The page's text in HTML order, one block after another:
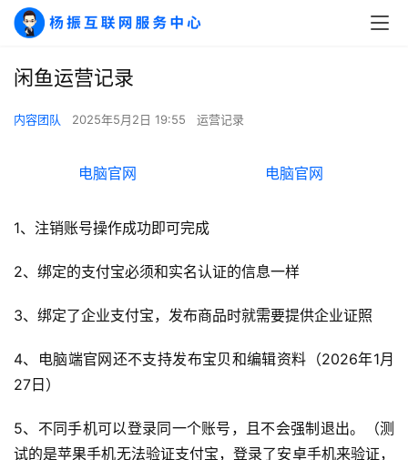
A
I
干
经
验
教
程
软
应
用
闲鱼运营记录
内容团队 2025年5月2日 19:55 运营记录
电脑官网 电脑官网
1、注销账号操作成功即可完成
2、绑定的支付宝必须和实名认证的信息一样
3、绑定了企业支付宝，发布商品时就需要提供企业证照
4、电脑端官网还不支持发布宝贝和编辑资料（2026年1月
27日）
5、不同手机可以登录同一个账号，且不会强制退出。（测
试的是苹果手机无法验证支付宝，登录了安卓手机来验证，